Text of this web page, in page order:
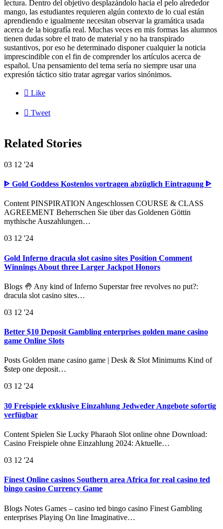
lectura. Dentro del objetivo desplazándolo hacia el pelo alrededor
mango, las estudiantes requieren algún contexto de lo cual están
aprendiendo e igualmente necesitan observar la gramática usada
acerca de la biografía real. Muchas veces en mis formas las alumnos
tienen dudas sobre el trato de material y no ha transpirado
sustantivos, por eso he determinado disponer cualquier la noticia
imprescindible con el fin de comprender los artículos acerca de
español. Una pensamiento del tema serí­a no siempre usar una
expresión táctico sitio tratar agregar varios sinónimos.
 Like
 Tweet
Related Stories
03 12 '24
ᐈ Gold Goddess Kostenlos vortragen abzüglich Eintragung ᐈ
Content PINSPIRATION Angeschlossen COURSE & CLASS
AGREEMENT Beherrschen Sie über das Goldenen Göttin
mythische Auszahlungen…
03 12 '24
Gold Inferno dracula slot casino sites Position Comment
Winnings About three Larger Jackpot Honors
Blogs 🤚 Any kind of Inferno Superstar free revolves no put?:
dracula slot casino sites…
03 12 '24
Better $10 Deposit Gambling enterprises golden mane casino
game Online Slots
Posts Golden mane casino game | Desk & Slot Minimums Kind of
$step one deposit…
03 12 '24
30 Freispiele exklusive Einzahlung Jedweder Angebote sofortig
verfügbar
Content Spielen Sie Lucky Pharaoh Slot online ohne Download:
Casino Freispiele ohne Einzahlung 2024: Aktuelle…
03 12 '24
Finest Online casinos Southern area Africa for real casino ted
bingo casino Currency Game
Blogs Notes Games – casino ted bingo casino Finest Gambling
enterprises Playing On line Imaginative…